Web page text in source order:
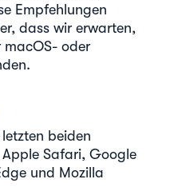
Empfehlungen
dass wir erwarten,
macOS- oder
beiden
Safari, Google
und Mozilla